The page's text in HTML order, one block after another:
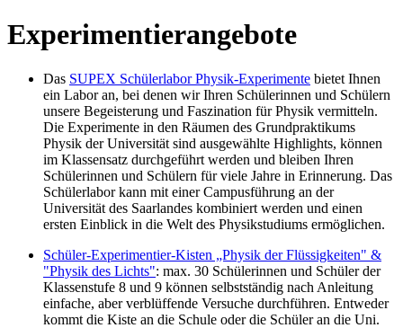
Experimentierangebote
Das SUPEX Schülerlabor Physik-Experimente bietet Ihnen
ein Labor an, bei denen wir Ihren Schülerinnen und Schülern
unsere Begeisterung und Faszination für Physik vermitteln.
Die Experimente in den Räumen des Grundpraktikums
Physik der Universität sind ausgewählte Highlights, können
im Klassensatz durchgeführt werden und bleiben Ihren
Schülerinnen und Schülern für viele Jahre in Erinnerung. Das
Schülerlabor kann mit einer Campusführung an der
Universität des Saarlandes kombiniert werden und einen
ersten Einblick in die Welt des Physikstudiums ermöglichen.
Schüler-Experimentier-Kisten „Physik der Flüssigkeiten" &
"Physik des Lichts": max. 30 Schülerinnen und Schüler der
Klassenstufe 8 und 9 können selbstständig nach Anleitung
einfache, aber verblüffende Versuche durchführen. Entweder
kommt die Kiste an die Schule oder die Schüler an die Uni.